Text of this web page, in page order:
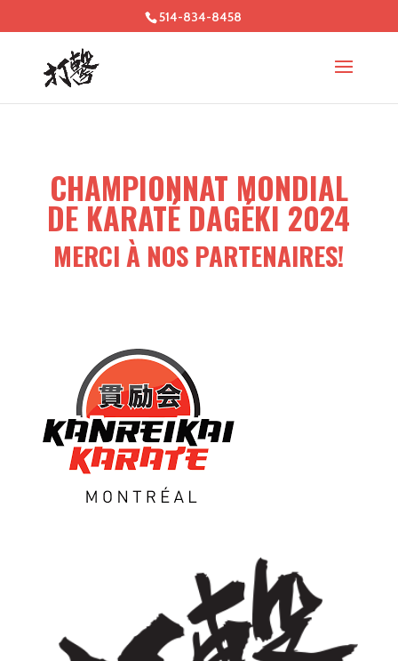
514-834-8458
CHAMPIONNAT MONDIAL
DE KARATÉ DAGÉKI 2024
MERCI À NOS PARTENAIRES!